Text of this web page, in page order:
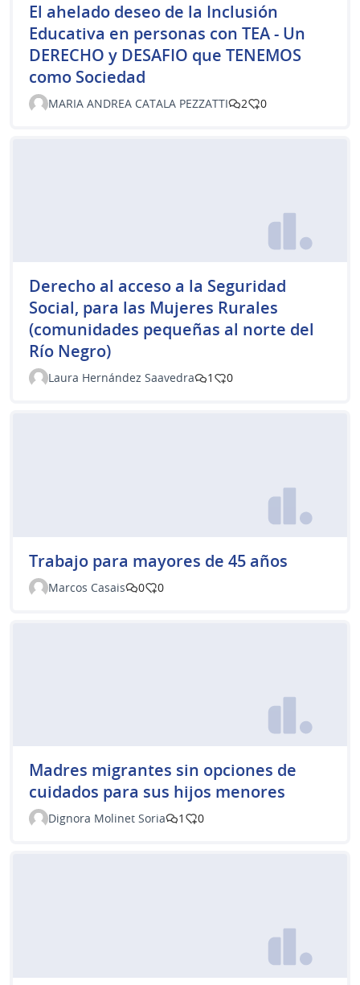
El ahelado deseo de la Inclusión
Educativa en personas con TEA - Un
DERECHO y DESAFIO que TENEMOS
como Sociedad
MARIA ANDREA CATALA PEZZATTI 2 0
Derecho al acceso a la Seguridad
Social, para las Mujeres Rurales
(comunidades pequeñas al norte del
Río Negro)
Laura Hernández Saavedra 1 0
Trabajo para mayores de 45 años
Marcos Casais 0 0
Madres migrantes sin opciones de
cuidados para sus hijos menores
Dignora Molinet Soria 1 0